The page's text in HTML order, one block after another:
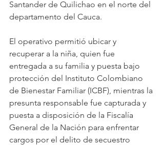
Santander de Quilichao en el norte del
departamento del Cauca.
El operativo permitió ubicar y
recuperar a la niña, quien fue
entregada a su familia y puesta bajo
protección del Instituto Colombiano
de Bienestar Familiar (ICBF), mientras la
presunta responsable fue capturada y
puesta a disposición de la Fiscalía
General de la Nación para enfrentar
cargos por el delito de secuestro